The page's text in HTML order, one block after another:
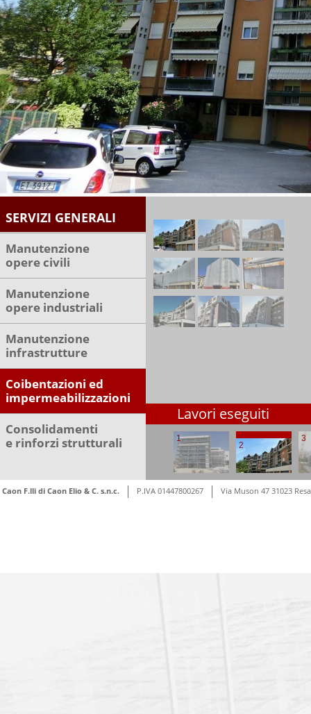
SERVIZI GENERALI
Manutenzione
opere civili
Manutenzione
opere industriali
Manutenzione
infrastrutture
Coibentazioni ed
impermeabilizzazioni
Consolidamenti
e rinforzi strutturali
Lavori eseguiti
1
2
3
Caon F.lli di Caon Elio & C. s.n.c. P.IVA 01447800267 Via Muson 47 31023